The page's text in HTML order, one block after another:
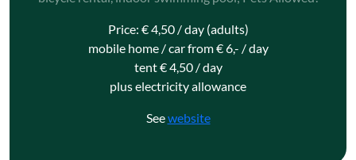
Price: € 4,50 / day (adults)
mobile home / car from € 6,- / day
tent € 4,50 / day
plus electricity allowance
Seewebsite